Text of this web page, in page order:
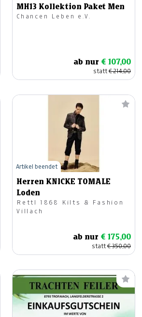
MH13 Kollektion Paket Men
Chancen Leben e.V.
ab nur € 107,00
statt€ 214,00
Herren KNICKE TOMALE
Loden
Rettl 1868 Kilts & Fashion
Villach
ab nur € 175,00
statt€ 350,00
Artikel beendet